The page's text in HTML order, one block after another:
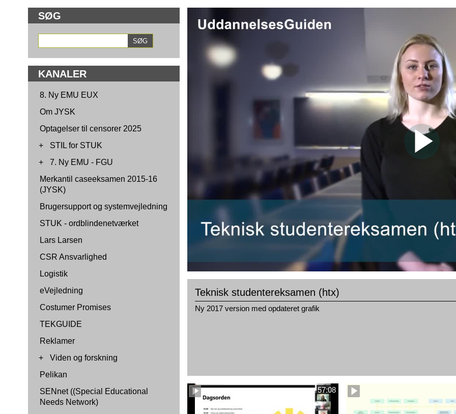
SØG
KANALER
8. Ny EMU EUX
Om JYSK
Optagelser til censorer 2025
+
STIL for STUK
+
7. Ny EMU - FGU
Merkantil caseeksamen 2015-16
(JYSK)
Brugersupport og systemvejledning
STUK - ordblindenetværket
Lars Larsen
CSR Ansvarlighed
Logistik
eVejledning
Costumer Promises
TEKGUIDE
Reklamer
+
Viden og forskning
Pelikan
SENnet ((Special Educational
Needs Network)
Teknisk studentereksamen (htx)
Ny 2017 version med opdateret grafik
57:08